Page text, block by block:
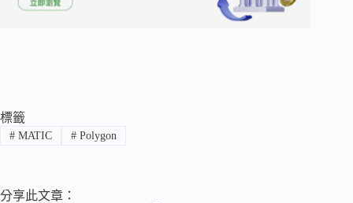
標籤
#MATIC #Polygon
分享此文章：